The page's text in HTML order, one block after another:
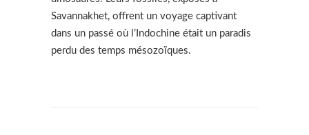
Savannakhet, offrent un voyage captivant
dans un passé où l’Indochine était un paradis
perdu des temps mésozoïques.